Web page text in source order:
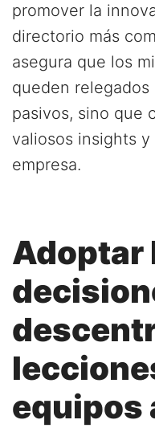
promover la
directorio más
asegura que los
queden
pasivos, sino que
valiosos insights
empresa.
Adoptar
equipos